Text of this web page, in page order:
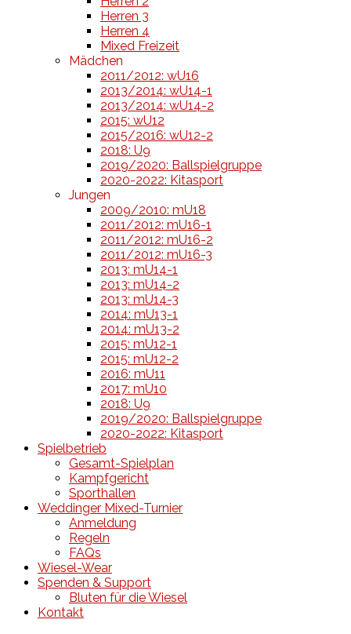
Herren 3
Herren 4
Mixed Freizeit
Mädchen
2011/2012: wU16
2013/2014: wU14-1
2013/2014: wU14-2
2015: wU12
2015/2016: wU12-2
2018: U9
2019/2020: Ballspielgruppe
2020-2022: Kitasport
Jungen
2009/2010: mU18
2011/2012: mU16-1
2011/2012: mU16-2
2011/2012: mU16-3
2013: mU14-1
2013: mU14-2
2013: mU14-3
2014: mU13-1
2014: mU13-2
2015: mU12-1
2015: mU12-2
2016: mU11
2017: mU10
2018: U9
2019/2020: Ballspielgruppe
2020-2022: Kitasport
Spielbetrieb
Gesamt-Spielplan
Kampfgericht
Sporthallen
Weddinger Mixed-Turnier
Anmeldung
Regeln
FAQs
Wiesel-Wear
Spenden & Support
Bluten für die Wiesel
Kontakt